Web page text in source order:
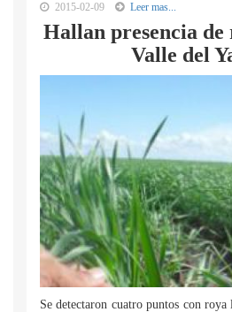
2015-02-09 Leer mas...
Hallan presencia de
Valle del
Se detectaron cuatro puntos con